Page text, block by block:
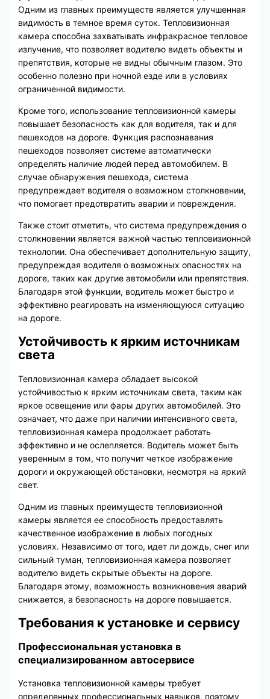
Одним из главных преимуществ является улучшенная
видимость в темное время суток. Тепловизионная
камера способна захватывать инфракрасное тепловое
излучение, что позволяет водителю видеть объекты и
препятствия, которые не видны обычным глазом. Это
особенно полезно при ночной езде или в условиях
ограниченной видимости.
Кроме того, использование тепловизионной камеры
повышает безопасность как для водителя, так и для
пешеходов на дороге. Функция распознавания
пешеходов позволяет системе автоматически
определять наличие людей перед автомобилем. В
случае обнаружения пешехода, система
предупреждает водителя о возможном столкновении,
что помогает предотвратить аварии и повреждения.
Также стоит отметить, что система предупреждения о
столкновении является важной частью тепловизионной
технологии. Она обеспечивает дополнительную защиту,
предупреждая водителя о возможных опасностях на
дороге, таких как другие автомобили или препятствия.
Благодаря этой функции, водитель может быстро и
эффективно реагировать на изменяющуюся ситуацию
на дороге.
Устойчивость к ярким источникам
света
Тепловизионная камера обладает высокой
устойчивостью к ярким источникам света, таким как
яркое освещение или фары других автомобилей. Это
означает, что даже при наличии интенсивного света,
тепловизионная камера продолжает работать
эффективно и не ослепляется. Водитель может быть
уверенным в том, что получит четкое изображение
дороги и окружающей обстановки, несмотря на яркий
свет.
Одним из главных преимуществ тепловизионной
камеры является ее способность предоставлять
качественное изображение в любых погодных
условиях. Независимо от того, идет ли дождь, снег или
сильный туман, тепловизионная камера позволяет
водителю видеть скрытые объекты на дороге.
Благодаря этому, возможность возникновения аварий
снижается, а безопасность на дороге повышается.
Требования к установке и сервису
Профессиональная установка в
специализированном автосервисе
Установка тепловизионной камеры требует
определенных профессиональных навыков, поэтому